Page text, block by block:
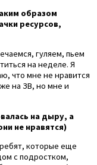
образом
ресурсов,
гуляем, пьем
на неделе. Я
что мне не нравится
на ЗВ, но мне и
на дыру, а
не нравятся)
которые еще
с подростком,